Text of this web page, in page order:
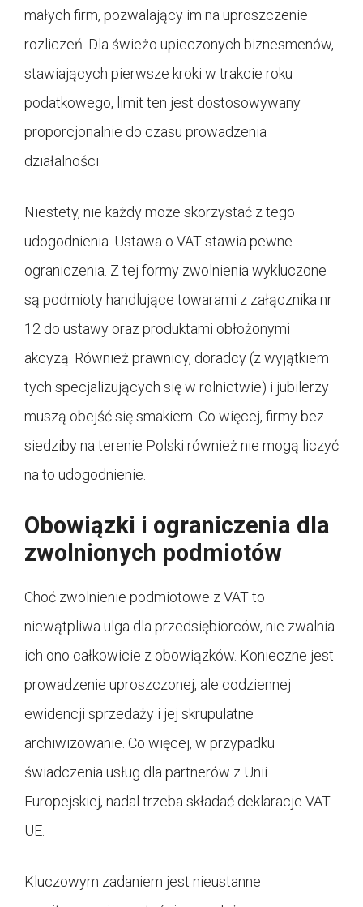
małych firm, pozwalający im na uproszczenie
rozliczeń. Dla świeżo upieczonych biznesmenów,
stawiających pierwsze kroki w trakcie roku
podatkowego, limit ten jest dostosowywany
proporcjonalnie do czasu prowadzenia
działalności.
Niestety, nie każdy może skorzystać z tego
udogodnienia. Ustawa o VAT stawia pewne
ograniczenia. Z tej formy zwolnienia wykluczone
są podmioty handlujące towarami z załącznika nr
12 do ustawy oraz produktami obłożonymi
akcyzą. Również prawnicy, doradcy (z wyjątkiem
tych specjalizujących się w rolnictwie) i jubilerzy
muszą obejść się smakiem. Co więcej, firmy bez
siedziby na terenie Polski również nie mogą liczyć
na to udogodnienie.
Obowiązki i ograniczenia dla
zwolnionych podmiotów
Choć zwolnienie podmiotowe z VAT to
niewątpliwa ulga dla przedsiębiorców, nie zwalnia
ich ono całkowicie z obowiązków. Konieczne jest
prowadzenie uproszczonej, ale codziennej
ewidencji sprzedaży i jej skrupulatne
archiwizowanie. Co więcej, w przypadku
świadczenia usług dla partnerów z Unii
Europejskiej, nadal trzeba składać deklaracje VAT-
UE.
Kluczowym zadaniem jest nieustanne